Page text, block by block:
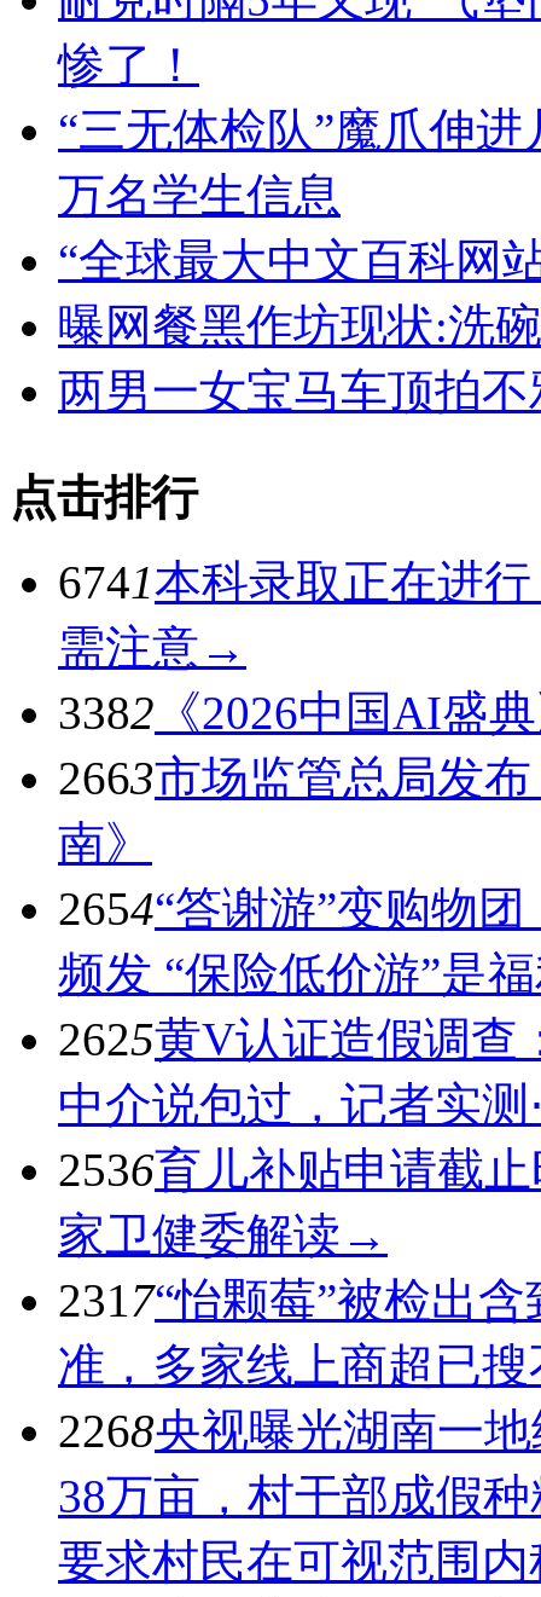
惨了！
“三无体检队”魔爪伸
万名学生信息
“全球最大中文百科网
曝网餐黑作坊现状:洗
两男一女宝马车顶拍
点击排行
6741本科录取正在进
需注意→
3382 《2026中国AI盛
2663市场监管总局发
南》
2654“答谢游”变购物
频发 “保险低价游”是
2625黄V认证造假调查
中介说包过，记者实
2536育儿补贴申请截
家卫健委解读→
2317“怡颗莓”被检出
准，多家线上商超已
2268央视曝光湖南一
38万亩，村干部成假
要求村民在可视范围内